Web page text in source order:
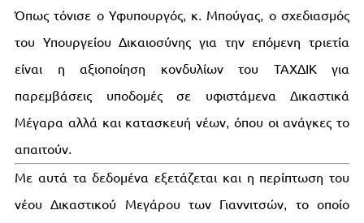
Όπως τόνισε ο Υφυπουργός, κ. Μπούγας, ο σχεδιασμός
του Υπουργείου Δικαιοσύνης για την επόμενη τριετία
είναι η αξιοποίηση κονδυλίων του ΤΑΧΔΙΚ για
παρεμβάσεις υποδομές σε υφιστάμενα Δικαστικά
Μέγαρα αλλά και κατασκευή νέων, όπου οι ανάγκες το
απαιτούν.
Με αυτά τα δεδομένα εξετάζεται και η περίπτωση του
νέου Δικαστικού Μεγάρου των Γιαννιτσών, το οποίο